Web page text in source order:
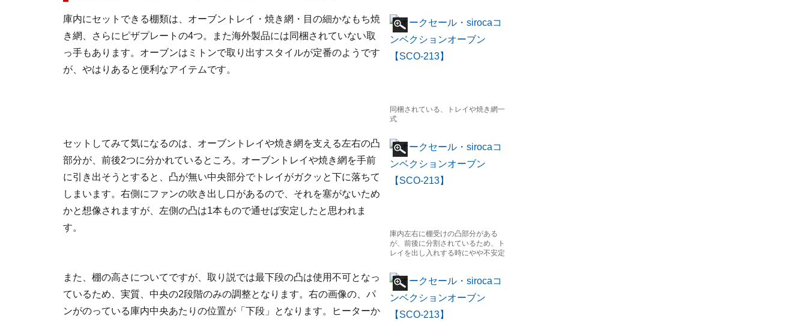
同梱されている、トレイや焼き網一
式
庫内にセットできる棚類は、オーブントレイ・焼き網・目の細かなもち焼
き網、さらにピザプレートの4つ。また海外製品には同梱されていない取
っ手もあります。オーブンはミトンで取り出すスタイルが定番のようです
が、やはりあると便利なアイテムです。
庫内左右に棚受けの凸部分がある
が、前後に分割されているため、ト
レイを出し入れする時にやや不安定
セットしてみて気になるのは、オーブントレイや焼き網を支える左右の凸
部分が、前後2つに分かれているところ。オーブントレイや焼き網を手前
に引き出そうとすると、凸が無い中央部分でトレイがガクッと下に落ちて
しまいます。右側にファンの吹き出し口があるので、それを塞がないため
かと想像されますが、左側の凸は1本もので通せば安定したと思われま
す。
また、棚の高さについてですが、取り説では最下段の凸は使用不可となっ
ているため、実質、中央の2段階のみの調整となります。右の画像の、パ
ンがのっている庫内中央あたりの位置が「下段」となります。ヒーターか